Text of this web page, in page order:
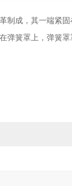
制成，其一端紧
弹簧罩上，弹簧